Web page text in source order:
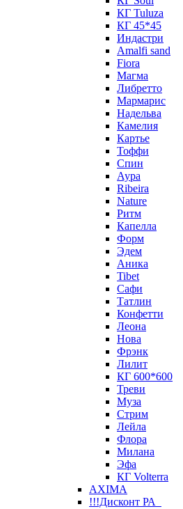
КГ Tuluza
КГ 45*45
Индастри
Amalfi sand
Fiora
Магма
Либретто
Мармарис
Надельва
Камелия
Картье
Тоффи
Спин
Аура
Ribeira
Nature
Ритм
Капелла
Форм
Эдем
Аника
Tibet
Сафи
Татлин
Конфетти
Леона
Нова
Фрэнк
Лилит
КГ 600*600
Треви
Муза
Стрим
Лейла
Флора
Милана
Эфа
КГ Volterra
AXIMA
!!!Дисконт РА